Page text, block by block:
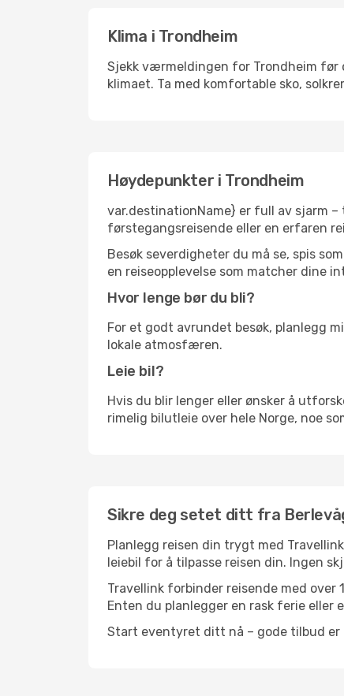
Klima i Trondheim
Sjekk værmeldingen for Trondheim før
klimaet. Ta med komfortable sko,
Høydepunkter i Trondheim
var.destinationName} er full av sjarm
førstegangsreisende eller en erfaren
Besøk severdigheter du må se, spis
en reiseopplevelse som matcher dine
Hvor lenge bør du bli?
For et godt avrundet besøk, planlegg
lokale atmosfæren.
Leie bil?
Hvis du blir lenger eller ønsker å
rimelig bilutleie over hele Norge, noe
Sikre deg setet ditt fra
Planlegg reisen din trygt med
leiebil for å tilpasse reisen din. Ingen
Travellink forbinder reisende med over
Enten du planlegger en rask ferie eller
Start eventyret ditt nå – gode tilbud er